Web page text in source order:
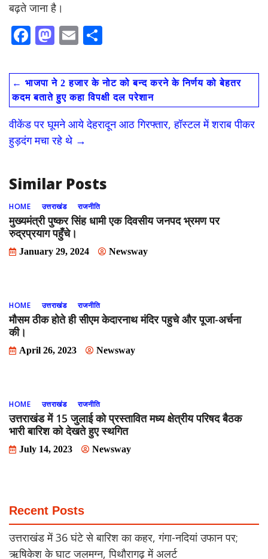
बढ़ते जाना है।
F
e
b
o
o
k
M
to
d
o
n
E
ai
l
ar
e
← भाजपा ने 2 हजार के नोट को बन्द करने के निर्णय को बेहतर
कदम बताते हुए कहा विपक्षी दल परेशान
वीकेंड पर घूमने आये देहरादून आठ गिरफ्तार, हॉस्टल में शराब पीकर
हुड़दंग मचा रहे थे →
Similar Posts
HOME उत्तराखंड राजनीति
मुख्यमंत्री पुष्कर सिंह धामी एक दिवसीय जनपद भ्रमण पर
रुद्रप्रयाग पहुँचे।
January 29, 2024 Newsway
HOME उत्तराखंड राजनीति
मौसम ठीक होते ही सीएम केदारनाथ मंदिर पहुचे और पूजा-अर्चना
की।
April 26, 2023 Newsway
HOME उत्तराखंड राजनीति
उत्तराखंड में 15 जुलाई को प्रस्तावित मध्य क्षेत्रीय परिषद बैठक
भारी बारिश को देखते हुए स्थगित
July 14, 2023 Newsway
Recent Posts
उत्तराखंड में 36 घंटे से बारिश का कहर, गंगा-नदियां उफान पर;
ऋषिकेश के घाट जलमग्न, पिथौरागढ़ में अलर्ट